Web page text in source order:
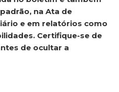
na Ata de
e em relatórios como
Certifique-se de
de ocultar a